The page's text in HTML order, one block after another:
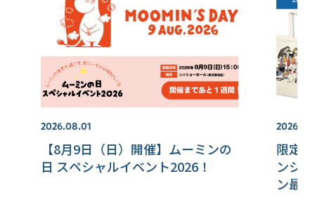
2026.08.01
【8月9日（日）開催】ムーミンの
日 スペシャルイベント2026！
限定
ンシ
ン最